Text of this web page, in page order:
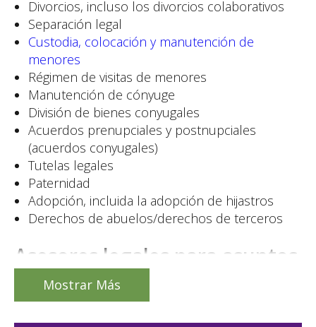
Divorcios, incluso los divorcios colaborativos
Separación legal
Custodia, colocación y manutención de
menores
Régimen de visitas de menores
Manutención de cónyuge
División de bienes conyugales
Acuerdos prenupciales y postnupciales
(acuerdos conyugales)
Tutelas legales
Paternidad
Adopción, incluida la adopción de hijastros
Derechos de abuelos/derechos de terceros
Asesores legales para asuntos
de divorcio y custodia de
menores
Mostrar Más